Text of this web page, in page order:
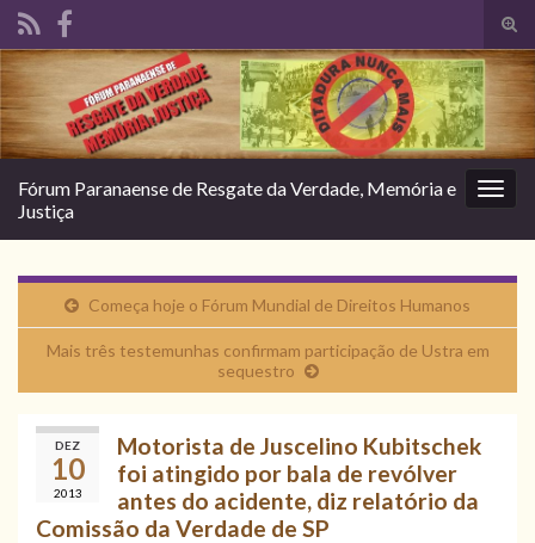
de
Search for:
Fórum Paranaense de Resgate da Verdade, Memória e
Justiça
Começa hoje o Fórum Mundial de Direitos Humanos
Mais três testemunhas confirmam participação de Ustra em
sequestro
DEZ
10
2013
Motorista de Juscelino Kubitschek
foi atingido por bala de revólver
antes do acidente, diz relatório da
Comissão da Verdade de SP